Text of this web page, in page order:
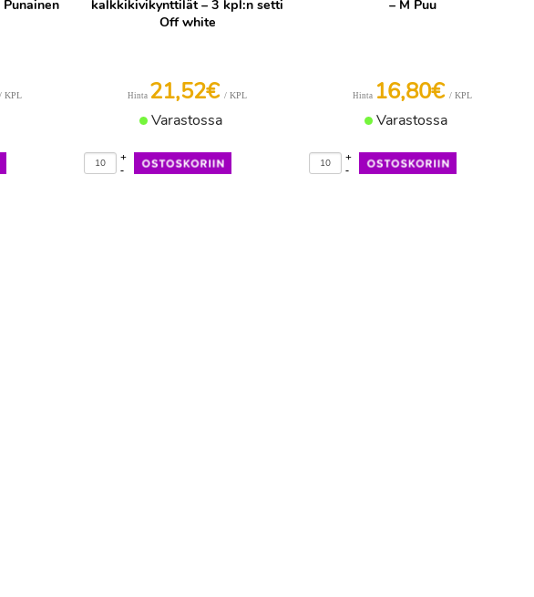
/ KPL
kalkkikivikynttilät – 3 kpl:n setti
Off white
Hinta 21,52€ / KPL
Varastossa
-
+
– M Puu
Hinta 16,80€ / KPL
Varastossa
-
+